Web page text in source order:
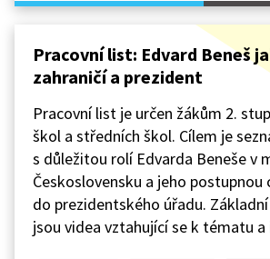
Pracovní list: Edvard Beneš
zahraničí a prezident
Pracovní list je určen žákům 2.
škol a středních škol. Cílem je
s důležitou rolí Edvarda Beneše v
Československu a jeho postupnou
do prezidentského úřadu.
jsou videa vztahující se k tématu